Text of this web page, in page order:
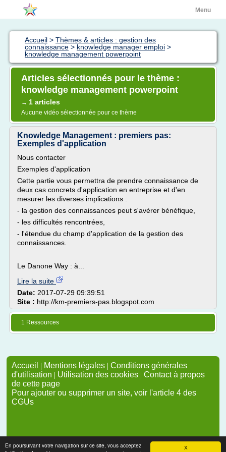
X
En poursuivant votre navigation sur ce site, vous acceptez
Menu
Accueil > Thèmes & articles : gestion des
connaissance > knowledge manager emploi >
knowledge management powerpoint
Articles sélectionnés pour le thème :
knowledge management powerpoint
→ 1 articles
Aucune vidéo sélectionnée pour ce thème
Knowledge Management : premiers pas:
Exemples d'application
Nous contacter
Exemples d'application
Cette partie vous permettra de prendre connaissance de
deux cas concrets d'application en entreprise et d'en
mesurer les diverses implications :
- la gestion des connaissances peut s'avérer bénéfique,
- les difficultés rencontrées,
- l'étendue du champ d'application de la gestion des
connaissances.
Le Danone Way : à...
Lire la suite
Date: 2017-07-29 09:39:51
Site : http://km-premiers-pas.blogspot.com
1 Ressources
Accueil | Mentions légales | Conditions générales
d'utilisation | Utilisation des cookies | Contact à propos
de cette page
Pour ajouter ou supprimer un site, voir l'article 4 des
CGUs